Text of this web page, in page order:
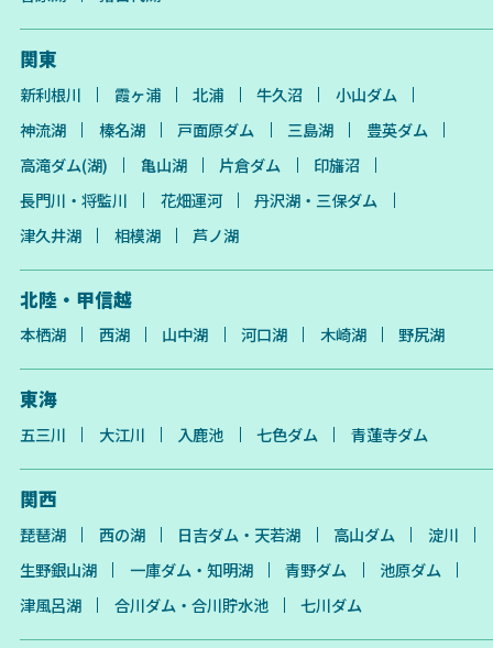
関東
新利根川 霞ヶ浦 北浦 牛久沼
小山ダム
神流湖
榛名湖 戸面原ダム 三島湖
豊英ダム
高滝ダム(湖)
亀山湖 片倉ダム
印旛沼
長門川・将監川
花畑運河
丹沢湖・三保ダム
津久井湖
相模湖 芦ノ湖
北陸・甲信越
本栖湖 西湖 山中湖 河口湖 木崎湖 野尻湖
東海
五三川 大江川 入鹿池 七色ダム 青蓮寺ダム
関西
琵琶湖 西の湖 日吉ダム・天若湖 高山ダム
淀川
生野銀山湖
一庫ダム・知明湖 青野ダム
池原ダム
津風呂湖
合川ダム・合川貯水池 七川ダム